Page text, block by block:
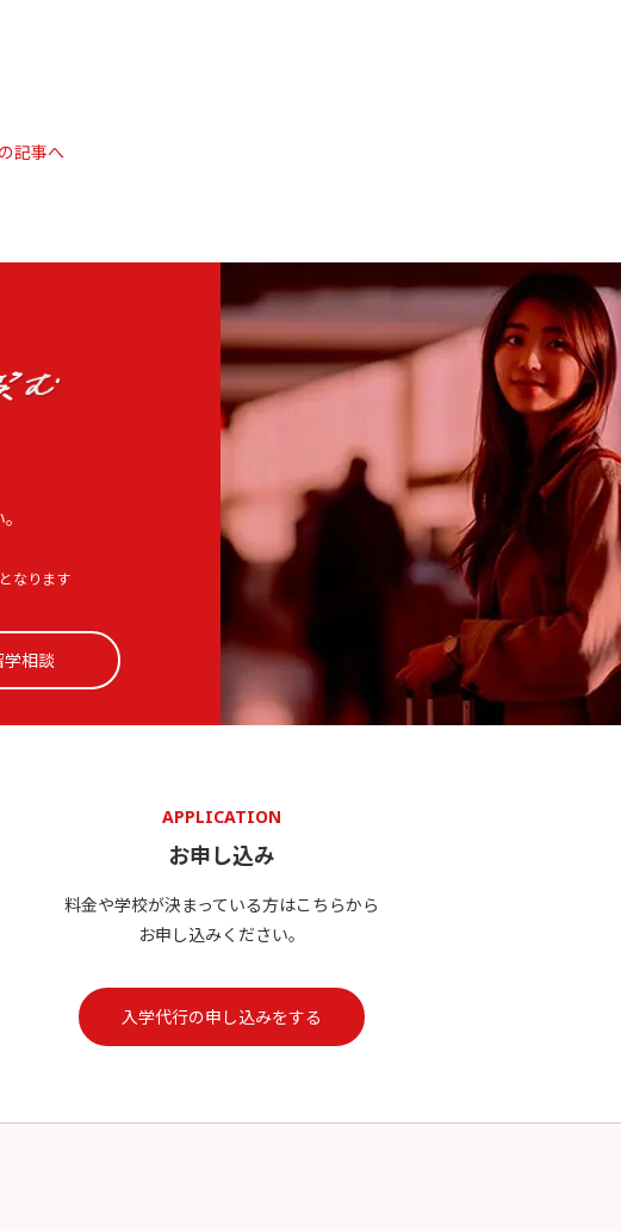
記事へ
なります
相談
APPLICATION
お申し込み
料金や学校が決まっている方はこちらから
お申し込みください。
入学代行の申し込みをする